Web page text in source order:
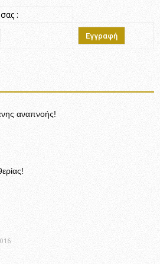
:
αναπνοής!